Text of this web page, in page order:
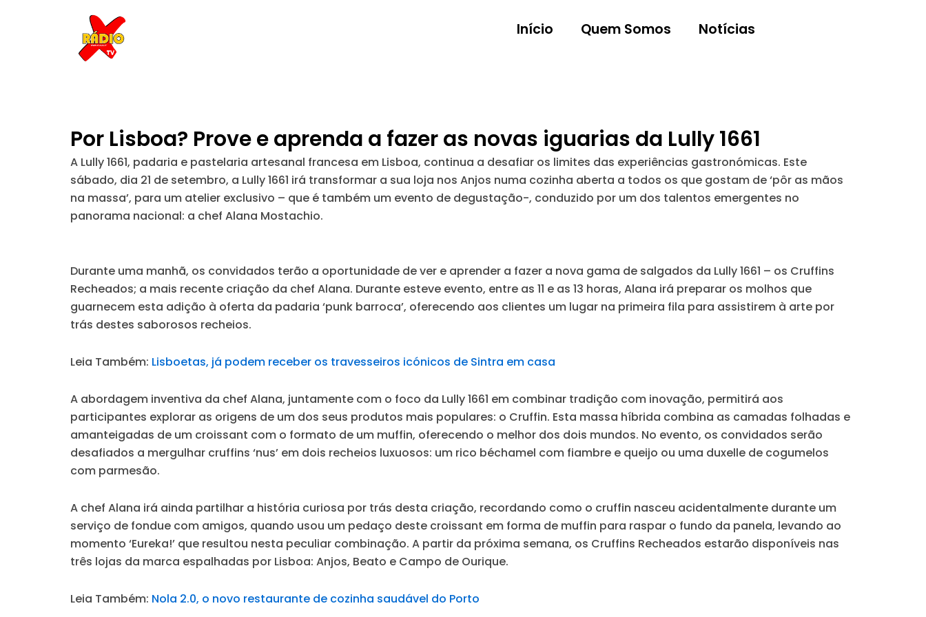
Início Quem Somos Notícias
Por Lisboa? Prove e aprenda a fazer as novas iguarias da Lully 1661
A Lully 1661, padaria e pastelaria artesanal francesa em Lisboa, continua a desafiar os limites das experiências gastronómicas. Este
sábado, dia 21 de setembro, a Lully 1661 irá transformar a sua loja nos Anjos numa cozinha aberta a todos os que gostam de ‘pôr as mãos
na massa’, para um atelier exclusivo – que é também um evento de degustação-, conduzido por um dos talentos emergentes no
panorama nacional: a chef Alana Mostachio.
Durante uma manhã, os convidados terão a oportunidade de ver e aprender a fazer a nova gama de salgados da Lully 1661 – os Cruffins
Recheados; a mais recente criação da chef Alana. Durante esteve evento, entre as 11 e as 13 horas, Alana irá preparar os molhos que
guarnecem esta adição à oferta da padaria ‘punk barroca’, oferecendo aos clientes um lugar na primeira fila para assistirem à arte por
trás destes saborosos recheios.
Leia Também: Lisboetas, já podem receber os travesseiros icónicos de Sintra em casa
A abordagem inventiva da chef Alana, juntamente com o foco da Lully 1661 em combinar tradição com inovação, permitirá aos
participantes explorar as origens de um dos seus produtos mais populares: o Cruffin. Esta massa híbrida combina as camadas folhadas e
amanteigadas de um croissant com o formato de um muffin, oferecendo o melhor dos dois mundos. No evento, os convidados serão
desafiados a mergulhar cruffins ‘nus’ em dois recheios luxuosos: um rico béchamel com fiambre e queijo ou uma duxelle de cogumelos
com parmesão.
A chef Alana irá ainda partilhar a história curiosa por trás desta criação, recordando como o cruffin nasceu acidentalmente durante um
serviço de fondue com amigos, quando usou um pedaço deste croissant em forma de muffin para raspar o fundo da panela, levando ao
momento ‘Eureka!’ que resultou nesta peculiar combinação. A partir da próxima semana, os Cruffins Recheados estarão disponíveis nas
três lojas da marca espalhadas por Lisboa: Anjos, Beato e Campo de Ourique.
Leia Também: Nola 2.0, o novo restaurante de cozinha saudável do Porto